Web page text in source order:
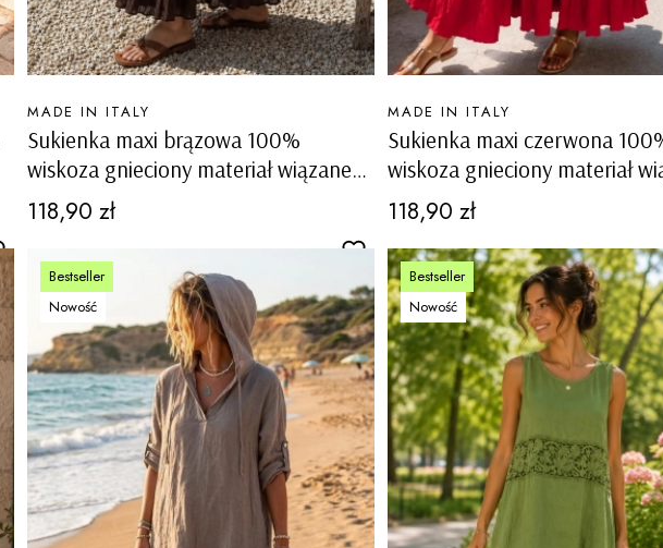
Sukienka maxi brązowa 100%
wiskoza gnieciony materiał wiązane
ramiączka luźny fason boho Rialto
PRODUCENT
MADE IN ITALY
Cena
118,90 zł
Sukienka maxi czerwona
wiskoza gnieciony materiał
ramiączka luźny fason boho
PRODUCENT
MADE IN ITALY
Cena
118,90 zł
Bestseller
Nowość
Bestseller
Nowość